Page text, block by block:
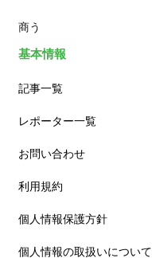
商う
基本情報
記事一覧
レポーター一覧
お問い合わせ
利用規約
個人情報保護方針
個人情報の取扱いについて